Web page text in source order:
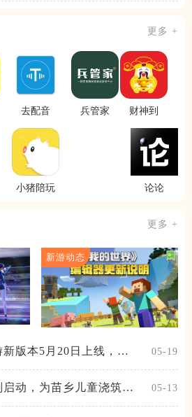
更多 +
去配音 兵管家 财神到
小猪陪玩 论论
更多 +
新游动态
新版本5月20日上线，女
05-19
动，为苗乡儿童浇筑梦
05-13